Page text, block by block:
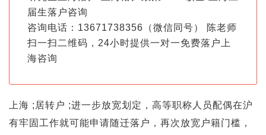
届生落户咨询
咨询电话：13671738356（微信同号） 陈老师
扫一扫二维码，24小时提供一对一免费落户上
海咨询
上海 ;居转户 ;进一步放宽划定，高等职称人员配偶在沪
有牢固工作就可能申请随迁落户，再次放宽户籍门槛，